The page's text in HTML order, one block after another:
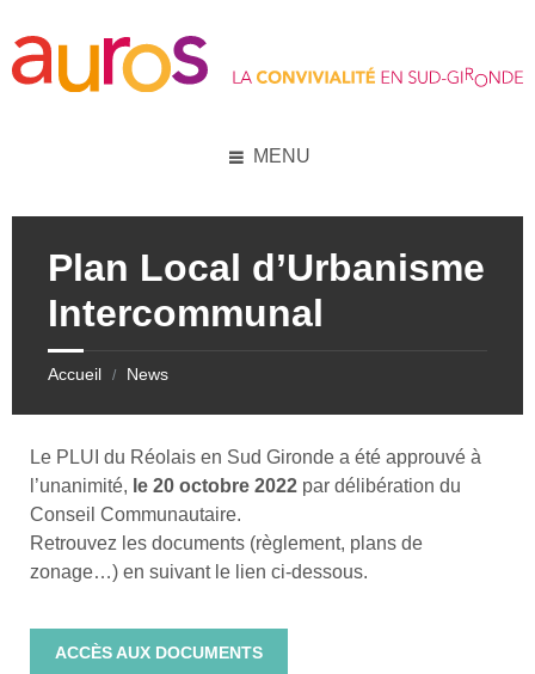
content
left
sidebar
right
sidebar
footer
MENU
Plan Local d’Urbanisme
Intercommunal
Accueil / News
Le PLUI du Réolais en Sud Gironde a été approuvé à
l’unanimité, le 20 octobre 2022 par délibération du
Conseil Communautaire.
Retrouvez les documents (règlement, plans de
zonage…) en suivant le lien ci-dessous.
ACCÈS AUX DOCUMENTS